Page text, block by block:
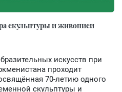
скульптуры и живописи
искусств при
проходит
70-летию одного
скульптуры и